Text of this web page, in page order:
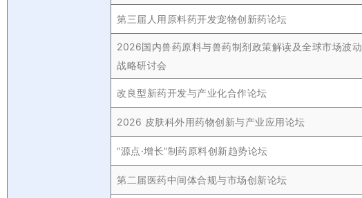
第三届人用原料药开发宠物创新药论坛
2026国内兽药原料与兽药制剂政策解读及全球市场波动
战略研讨会
改良型新药开发与产业化合作论坛
2026 皮肤科外用药物创新与产业应用论坛
“源点·增长”制药原料创新趋势论坛
第二届医药中间体合规与市场创新论坛